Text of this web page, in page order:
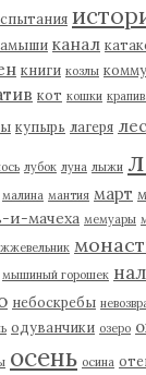
канал
книги козлы
кот кошки
купырь лагеря лес
лубок луна лыжи
малина мантия март
и-мачеха мемуары
мышиный горошек
небоскребы
одуванчики озеро
осень осина